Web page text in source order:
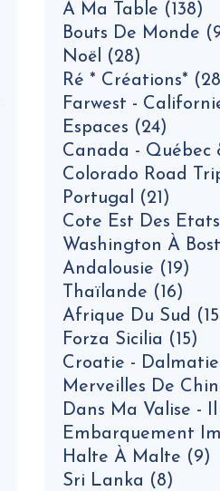
A Ma Table (138)
Bouts De Monde
Noël (28)
Ré * Créations*
Farwest -
Espaces (24)
Canada - Québec
Colorado Road
Portugal (21)
Cote Est Des
Washington À
Andalousie (19)
Thaïlande (16)
Afrique Du Sud
Forza Sicilia (15)
Croatie - Dalmatie
Merveilles De
Dans Ma Valise - Il
Embarquement
Halte À Malte (9)
Sri Lanka (8)